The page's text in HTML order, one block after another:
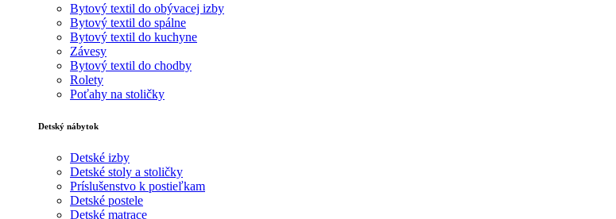
Bytový textil do obývacej izby
Bytový textil do spálne
Bytový textil do kuchyne
Závesy
Bytový textil do chodby
Rolety
Poťahy na stoličky
Detský nábytok
Detské izby
Detské stoly a stoličky
Príslušenstvo k postieľkam
Detské postele
Detské matrace